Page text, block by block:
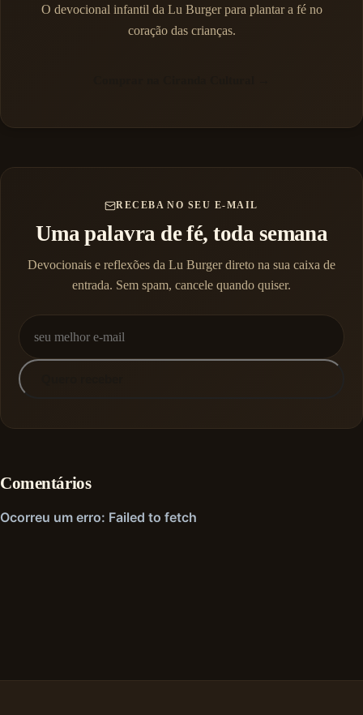
O devocional infantil da Lu Burger para plantar a fé no
coração das crianças.
RECEBA NO SEU E-MAIL
Uma palavra de fé, toda semana
Devocionais e reflexões da Lu Burger direto na sua caixa de
entrada. Sem spam, cancele quando quiser.
Comentários